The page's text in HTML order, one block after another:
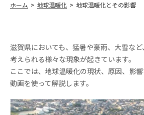
ホーム 地球温暖化 地球温暖化とその影響
滋賀県においても、猛暑や豪雨、大雪な
考えられる様々な現象が起きています。
ここでは、地球温暖化の現状、原因、影
動画を使って解説します。